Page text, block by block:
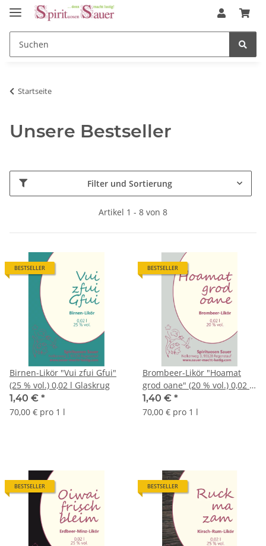
Startseite
Unsere Bestseller
Filter und Sortierung
Artikel 1 - 8 von 8
BESTSELLER
Birnen-Likör "Vui zfui Gfui"
(25 % vol.) 0,02 l Glaskrug
1,40 € *
70,00 € pro 1 l
BESTSELLER
Brombeer-Likör "Hoamat
grod oane" (20 % vol.) 0,02 l
Glaskrug
1,40 € *
70,00 € pro 1 l
BESTSELLER BESTSELLER